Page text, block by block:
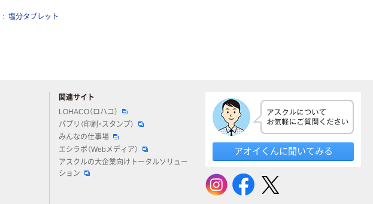
塩分タブレット
関連サイト
LOHACO（ロハコ）
パプリ（印刷・スタンプ）
みんなの仕事場
エシラボ（Webメディア）
アスクルの大企業向けトータルソリュー
ション
アオイくんに聞いてみる